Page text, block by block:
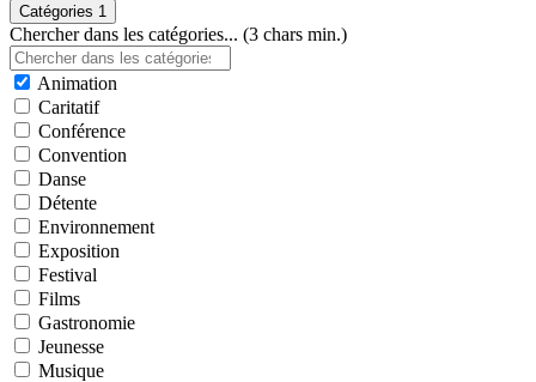
Catégories 1
Chercher dans les catégories... (3 chars min.)
Animation
Caritatif
Conférence
Convention
Danse
Détente
Environnement
Exposition
Festival
Films
Gastronomie
Jeunesse
Musique